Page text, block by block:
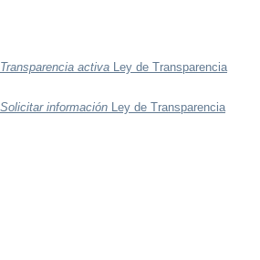
Transparencia activa Ley de Transparencia
Solicitar información Ley de Transparencia